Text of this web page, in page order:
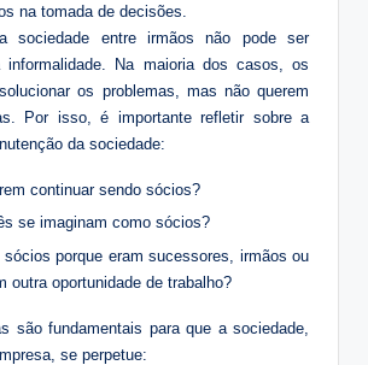
na tomada de decisões.
sociedade entre irmãos não pode ser
informalidade. Na maioria dos casos, os
os problemas, mas não querem
Por isso, é importante refletir sobre a
da sociedade:
continuar sendo sócios?
se imaginam como sócios?
porque eram sucessores, irmãos ou
outra oportunidade de trabalho?
são fundamentais para que a sociedade,
se perpetue: